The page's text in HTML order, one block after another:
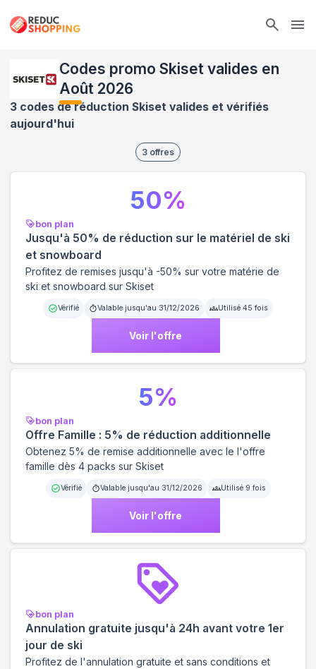
Codes promo Skiset valides en
Août 2026
3 codes de réduction Skiset valides et vérifiés
aujourd'hui
3 offres
bon plan
Jusqu'à 50% de réduction sur le matériel de ski
et snowboard
Profitez de remises jusqu'à -50% sur votre matérie de
ski et snowboard sur Skiset
Vérifié Valable jusqu'au 31/12/2026 Utilisé 45 fois
Voir l'offre
50%
bon plan
Offre Famille : 5% de réduction additionnelle
Obtenez 5% de remise additionnelle avec le l'offre
famille dès 4 packs sur Skiset
Vérifié Valable jusqu'au 31/12/2026 Utilisé 9 fois
Voir l'offre
5%
bon plan
Annulation gratuite jusqu'à 24h avant votre 1er
jour de ski
Profitez de l'annulation gratuite et sans conditions et